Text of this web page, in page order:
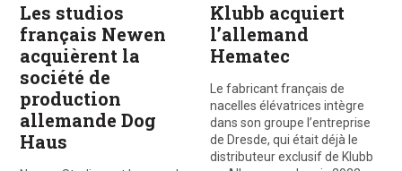
Les studios
français Newen
acquièrent la
société de
production
allemande Dog
Haus
Klubb acquiert
l’allemand
Hematec
Le fabricant français de
nacelles élévatrices intègre
dans son groupe l’entreprise
de Dresde, qui était déjà le
distributeur exclusif de Klubb